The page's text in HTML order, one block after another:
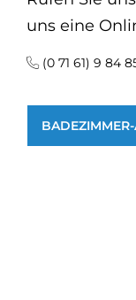
uns eine
(0 71 61) 9 84